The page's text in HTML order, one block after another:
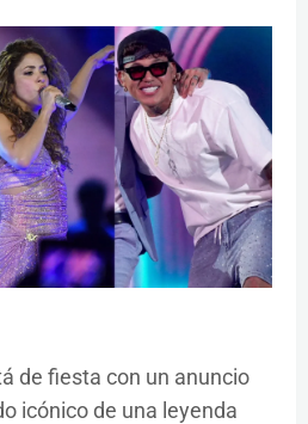
de fiesta con un anuncio
icónico de una leyenda